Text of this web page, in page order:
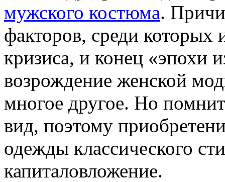
мужского костюма.
факторов, среди которых
кризиса, и конец
возрождение женской
многое другое. Но
вид, поэтому
одежды классического
капиталовложение.